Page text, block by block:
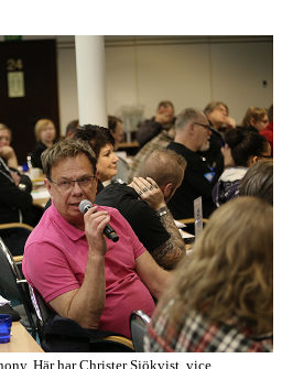
Här har Christer Sjökvist, vice